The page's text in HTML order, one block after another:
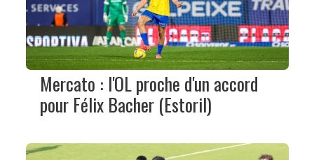
Mercato : l'OL proche d'un accord
pour Félix Bacher (Estoril)